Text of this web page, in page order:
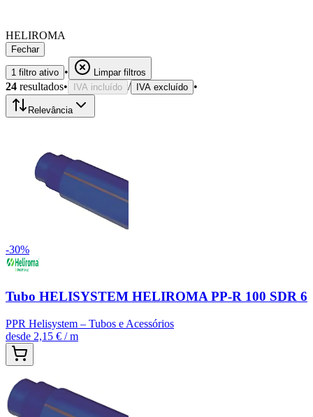
HELIROMA
Fechar
1 filtro ativo • Limpar filtros
24 resultados• IVA incluído / IVA excluído •
Relevância
-30%
Tubo HELISYSTEM HELIROMA PP-R 100 SDR 6
PPR Helisystem – Tubos e Acessórios
desde 2,15 € / m